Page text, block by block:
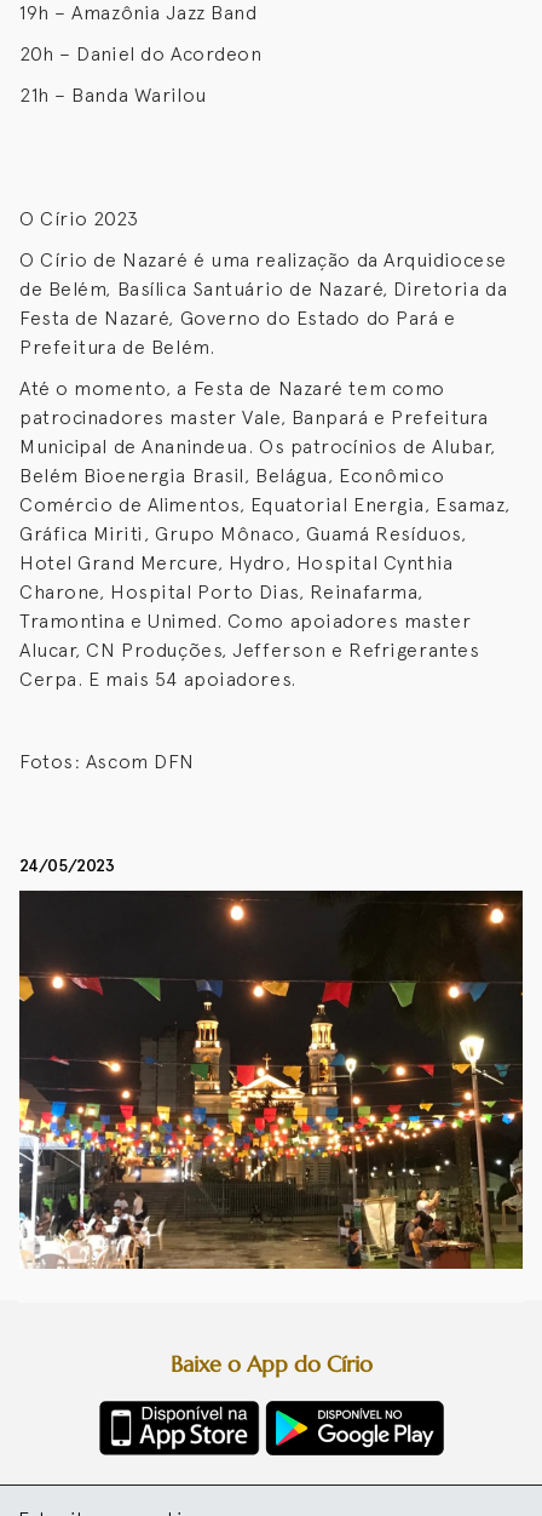
19h – Amazônia Jazz Band
20h – Daniel do Acordeon
21h – Banda Warilou
O Círio 2023
O Círio de Nazaré é uma realização da Arquidiocese
de Belém, Basílica Santuário de Nazaré, Diretoria da
Festa de Nazaré, Governo do Estado do Pará e
Prefeitura de Belém.
Até o momento, a Festa de Nazaré tem como
patrocinadores master Vale, Banpará e Prefeitura
Municipal de Ananindeua. Os patrocínios de Alubar,
Belém Bioenergia Brasil, Belágua, Econômico
Comércio de Alimentos, Equatorial Energia, Esamaz,
Gráfica Miriti, Grupo Mônaco, Guamá Resíduos,
Hotel Grand Mercure, Hydro, Hospital Cynthia
Charone, Hospital Porto Dias, Reinafarma,
Tramontina e Unimed. Como apoiadores master
Alucar, CN Produções, Jefferson e Refrigerantes
Cerpa. E mais 54 apoiadores.
Fotos: Ascom DFN
24/05/2023
Baixe o App do Círio